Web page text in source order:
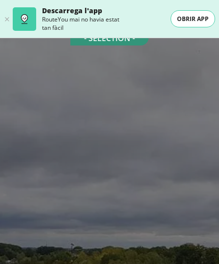
Descarrega l'app
RouteYou mai no havia estat
tan fàcil
OBRIR APP
- SELECTION -